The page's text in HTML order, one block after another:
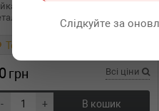
Слідкуйте за
пластикова для кріплення
кузова
Термін 1 дн.
грн Всі ціни
- + В кошик